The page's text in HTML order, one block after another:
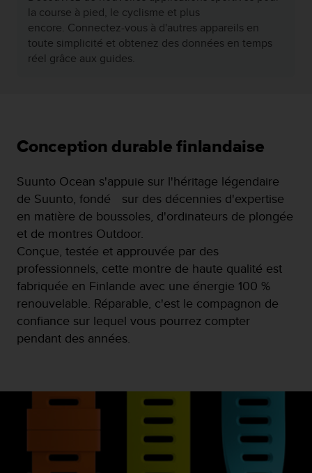
surface de la route ou même des cartes des terrains
sujets aux avalanches.
la course à pied, le cyclisme et plus
encore. Connectez-vous à d'autres appareils en
toute simplicité et obtenez des données en temps
réel grâce aux guides.
Conception durable finlandaise
Suunto Ocean s'appuie sur l'héritage légendaire
de Suunto, fondé sur des décennies d'expertise
en matière de boussoles, d'ordinateurs de plongée
et de montres Outdoor.
Conçue, testée et approuvée par des
professionnels, cette montre de haute qualité est
fabriquée en Finlande avec une énergie 100 %
renouvelable. Réparable, c'est le compagnon de
confiance sur lequel vous pourrez compter
pendant des années.